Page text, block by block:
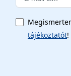
tájékoztatót!